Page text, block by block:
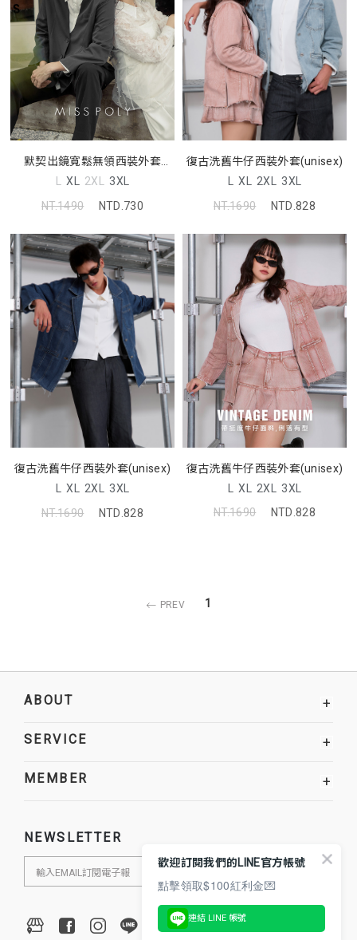
默契出鏡寬鬆無領西裝外套
(unisex) MISS
L XL 2XL 3XL
NT.1490
NTD.730
復古洗舊牛仔西裝外套(unisex)
L XL 2XL 3XL
NT.1690
NTD.828
復古洗舊牛仔西裝外套(unisex)
L XL 2XL 3XL
NT.1690
NTD.828
復古洗舊牛仔西裝外套(unisex)
L XL 2XL 3XL
NT.1690
NTD.828
PREV 1
ABOUT +
SERVICE +
MEMBER +
NEWSLETTER
歡迎訂閱我們的LINE官方帳號
點擊領取$100紅利金💌
連結 LINE 帳號